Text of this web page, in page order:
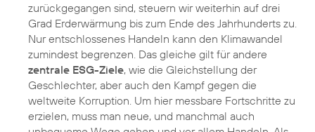
zurückgegangen sind, steuern wir weiterhin auf drei
Grad Erderwärmung bis zum Ende des Jahrhunderts zu.
Nur entschlossenes Handeln kann den Klimawandel
zumindest begrenzen. Das gleiche gilt für andere
zentrale ESG-Ziele, wie die Gleichstellung der
Geschlechter, aber auch den Kampf gegen die
weltweite Korruption. Um hier messbare Fortschritte zu
erzielen, muss man neue, und manchmal auch